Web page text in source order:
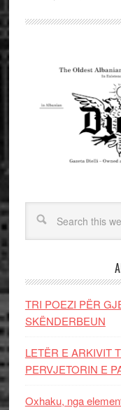
TRI POEZI PËR
SKËNDERBEUN
LETËR E ARKIVIT
PERVJETORIN E
Oxhaku, nga